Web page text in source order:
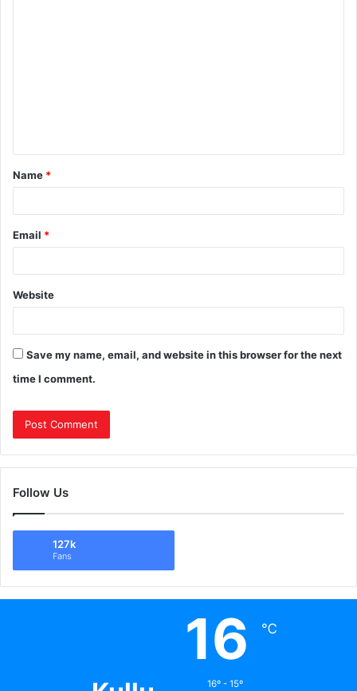
Name *
Email *
Website
Save my name, email, and website in this browser for the next
time I comment.
Follow Us
127k
Fans
16 ℃
16º - 15º